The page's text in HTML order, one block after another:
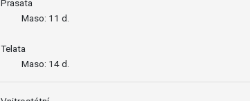
Prasata
Maso: 11 d.
Telata
Maso: 14 d.